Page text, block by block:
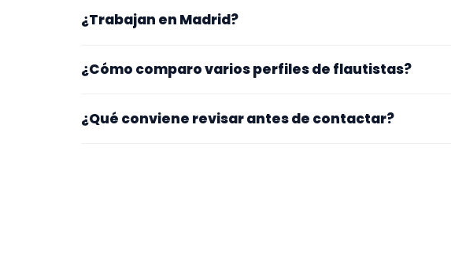
centra en perfiles que trabajan en Madrid.
¿Trabajan en Madrid?
confirmar lugar exacto, fechas, desplazamiento y
¿Cómo comparo varios perfiles de flautistas?
Un mensaje concreto suele recibir respuestas más útiles.
¿Qué conviene revisar antes de contactar?